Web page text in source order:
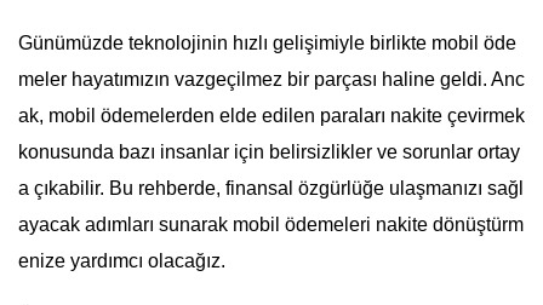
Günümüzde teknolojinin hızlı gelişimiyle birlikte mobil öde
meler hayatımızın vazgeçilmez bir parçası haline geldi. Anc
ak, mobil ödemelerden elde edilen paraları nakite çevirmek
konusunda bazı insanlar için belirsizlikler ve sorunlar ortay
a çıkabilir. Bu rehberde, finansal özgürlüğe ulaşmanızı sağl
ayacak adımları sunarak mobil ödemeleri nakite dönüştürm
enize yardımcı olacağız.